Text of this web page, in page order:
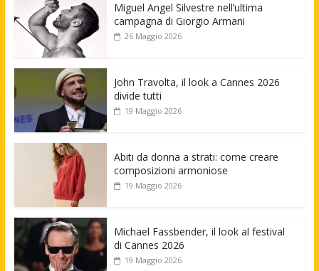
Miguel Angel Silvestre nell’ultima
campagna di Giorgio Armani
26 Maggio 2026
John Travolta, il look a Cannes 2026
divide tutti
19 Maggio 2026
Abiti da donna a strati: come creare
composizioni armoniose
19 Maggio 2026
Michael Fassbender, il look al festival
di Cannes 2026
19 Maggio 2026